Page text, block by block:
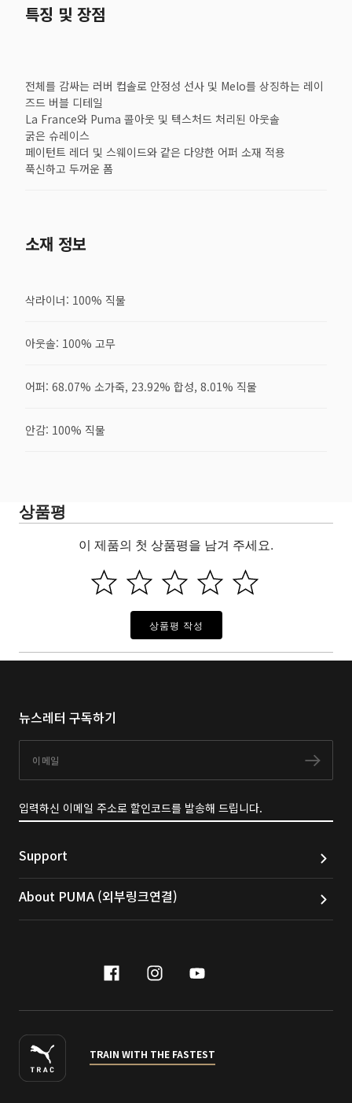
특징 및 장점
전체를 감싸는 러버 컵솔로 안정성 선사 및 Melo를 상징하는 레이
즈드 버블 디테일
La France와 Puma 콜아웃 및 텍스처드 처리된 아웃솔
굵은 슈레이스
페이턴트 레더 및 스웨이드와 같은 다양한 어퍼 소재 적용
푹신하고 두꺼운 폼
소재 정보
삭라이너: 100% 직물
아웃솔: 100% 고무
어퍼: 68.07% 소가죽, 23.92% 합성, 8.01% 직물
안감: 100% 직물
상품평
이 제품의 첫 상품평을 남겨 주세요.
상품평 작성
뉴스레터 구독하기
구독
입력하신 이메일 주소로 할인코드를 발송해 드립니다.
Support
About PUMA (외부링크연결)
facebook
instagram
youtube
TRAIN WITH THE FASTEST